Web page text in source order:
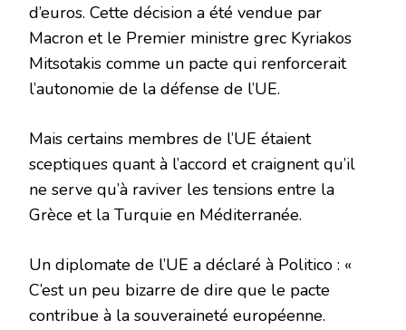
d’euros. Cette décision a été vendue par
Macron et le Premier ministre grec Kyriakos
Mitsotakis comme un pacte qui renforcerait
l’autonomie de la défense de l’UE.
Mais certains membres de l’UE étaient
sceptiques quant à l’accord et craignent qu’il
ne serve qu’à raviver les tensions entre la
Grèce et la Turquie en Méditerranée.
Un diplomate de l’UE a déclaré à Politico : «
C’est un peu bizarre de dire que le pacte
contribue à la souveraineté européenne.